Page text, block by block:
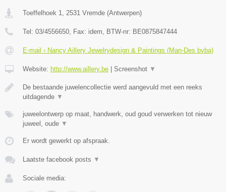
Toeffelhoek 1 2531 Vremde (Antwerpen)
Tel: 03/4556650 , Fax: idem , BTW-nr: BE0875847444
E-mail › Nancy Aillery Jewelrydesign & Paintings (Man-Des bvba)
Website: http://www.aillery.be | Screenshot ▼
De bestaande juwelencollectie werd aangevuld met een reeks
uitdagende ▼
juweelontwerp op maat, handwerk, oud goud verwerken tot nieuw
juweel, oude ▼
Er wordt gewerkt op afspraak.
Laatste facebook posts ▼
Sociale media: